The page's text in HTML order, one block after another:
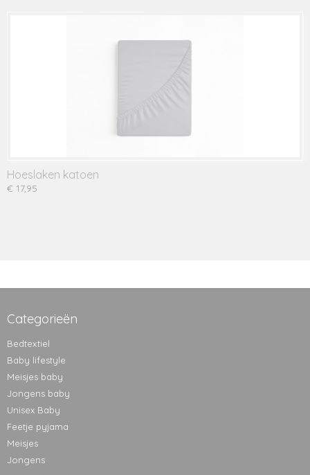
Hoeslaken katoen
€ 17,95
Categorieën
Bedtextiel
Baby lifestyle
Meisjes baby
Jongens baby
Unisex Baby
Feetje pyjama
Meisjes
Jongens